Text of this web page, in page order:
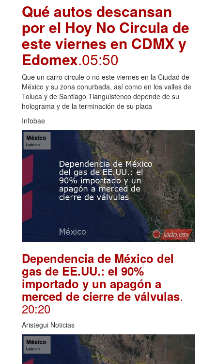
Qué autos descansan
por el Hoy No Circula de
este viernes en CDMX y
Edomex.05:50
Que un carro circule o no este viernes en la Ciudad de
México y su zona conurbada, así como en los valles de
Toluca y de Santiago Tianguistenco depende de su
holograma y de la terminación de su placa
Infobae
Dependencia de México del
gas de EE.UU.: el 90%
importado y un apagón a
merced de cierre de válvulas.
20:20
Aristegui Noticias